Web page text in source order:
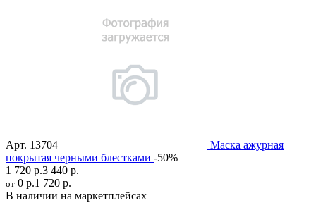
Арт. 13704
Маска ажурная
покрытая черными блестками -50%
1 720 р.3 440 р.
от 0 р.1 720 р.
В наличии на маркетплейсах